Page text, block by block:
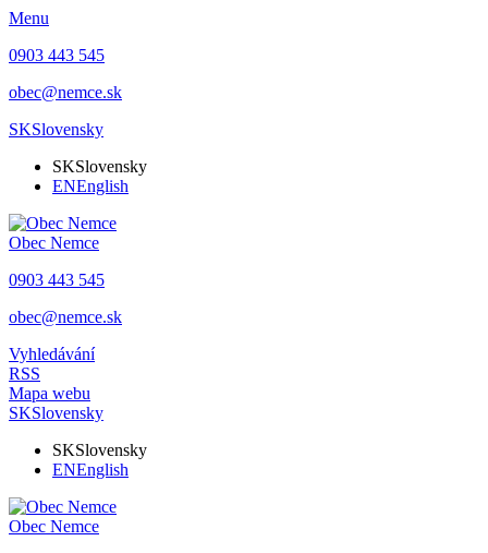
Menu
0903 443 545
obec@nemce.sk
SKSlovensky
SKSlovensky
ENEnglish
Obec Nemce
0903 443 545
obec@nemce.sk
Vyhledávání
RSS
Mapa webu
SKSlovensky
SKSlovensky
ENEnglish
Obec Nemce